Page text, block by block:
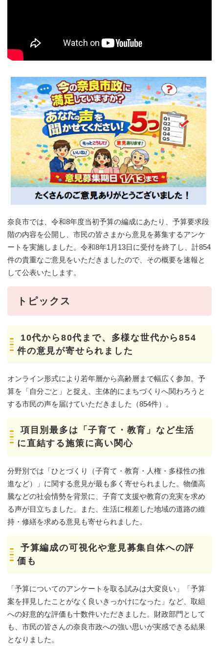
​奈良市では、令和8年度当初予算の編成にあたり、予算要求段
階の内容を公開し、市民の皆さまから意見を募集するアンケ
ートを実施しました。令和8年1月13日に受付を終了し、計854
件の貴重なご意見をいただきましたので、その概要を速報と
して公表いたします。
トピックス
10代から80代まで、多様な世代から854
件の意見が寄せられました
オンライン形式により若年層から高齢層まで幅広く参加。予
算を「自分ごと」と捉え、主体的にまちづくりへ関わろうと
する市民の声を届けていただきました（854件）。
項目別最多は「子育て・教育」など生活
に直結する施策に高い関心
分野別では「ひとづくり（子育て・教育・人権・多様性の推
進など）」に関する意見が最も多く寄せられました。物価高
騰などの社会情勢を背景に、子育て支援や教育の充実を求め
る声が目立ちました。また、生活に根差した地域の道路の維
持・修繕を求める意見も寄せられました。
予算編成の可視化や意見募集自体への評
価も​
「予算についてのアンケートを取る試みは大変良い」「予算
案を拝見したことがなく良いきっかけになった」など、取組
への好意的な評価も十数件いただきました。財政部門として
も、市民の皆さんの奈良市政への強い思いが実感できる結果
となりました。